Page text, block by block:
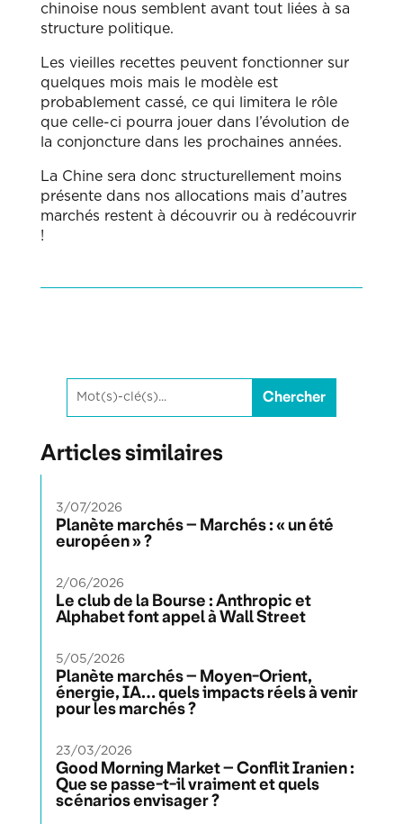
chinoise nous semblent avant tout liées à sa
structure politique.
Les vieilles recettes peuvent fonctionner sur
quelques mois mais le modèle est
probablement cassé, ce qui limitera le rôle
que celle-ci pourra jouer dans l’évolution de
la conjoncture dans les prochaines années.
La Chine sera donc structurellement moins
présente dans nos allocations mais d’autres
marchés restent à découvrir ou à redécouvrir
!
Articles similaires
Planète marchés – Marchés : « un été
européen » ?
3/07/2026
Le club de la Bourse : Anthropic et
Alphabet font appel à Wall Street
2/06/2026
Planète marchés – Moyen-Orient,
énergie, IA… quels impacts réels à venir
pour les marchés ?
5/05/2026
Good Morning Market – Conflit Iranien :
Que se passe-t-il vraiment et quels
scénarios envisager ?
23/03/2026